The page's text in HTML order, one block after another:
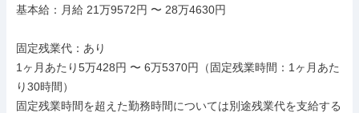
基本給：月給 21万9572円 〜 28万4630円
固定残業代：あり
1ヶ月あたり5万428円 〜 6万5370円（固定残業時間：1ヶ月あた
り30時間）
固定残業時間を超えた勤務時間については別途残業代を支給する